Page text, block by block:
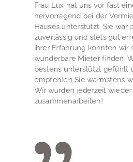
Frau Lux hat uns vor fast
hervorragend bei der
Hauses unterstützt. Sie war
zuverlässig und stets gut
ihrer Erfahrung konnten wir
wunderbare Mieter finden.
bestens unterstützt gefühlt
empfehlen Sie wärmstens
Wir würden jederzeit
zusammenarbeiten!